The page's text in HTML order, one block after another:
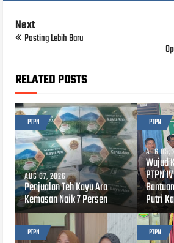
Next
Posting Lebih Baru
RELATED POSTS
PTPN
AUG 07, 2026
Penjualan Teh Kayu Aro
Kemasan Naik 7 Persen
PTPN
AUG 05,
Wujud
PTPN
Putri
PTPN PTPN